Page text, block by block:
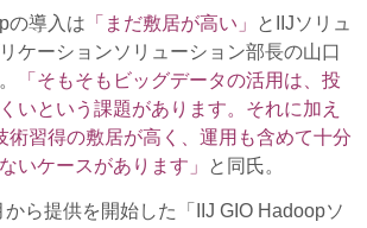
の導入は 「まだ敷居が高い」
とIIJソリュ
ケーションソリューション部長の山口
「そもそもビッグデータの活用は、投
いという課題があります。それに加え
術習得の敷居が高く、運用も含めて十分
いケースがあります」
と同氏。
ら提供を開始した「IIJ GIO Hadoopソ